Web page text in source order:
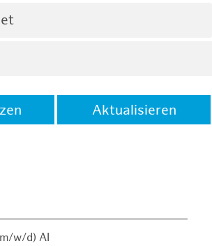
Aktualisieren
w/d) AI